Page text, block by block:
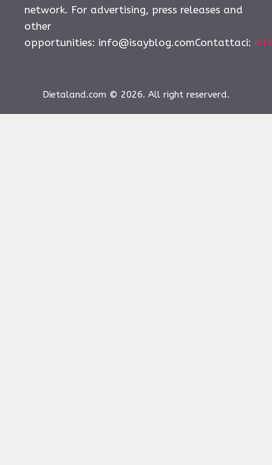
network. For advertising, press releases and
other
opportunities: info@isayblog.comContattaci:
Dietaland.com © 2026. All right reserverd.